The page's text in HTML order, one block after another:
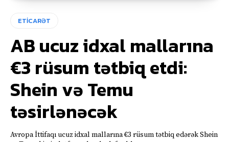
ETİCARƏT
AB ucuz idxal mallarına
€3 rüsum tətbiq etdi:
Shein və Temu
təsirlənəcək
Avropa İttifaqı ucuz idxal mallarına €3 rüsum tətbiq edərək Shein